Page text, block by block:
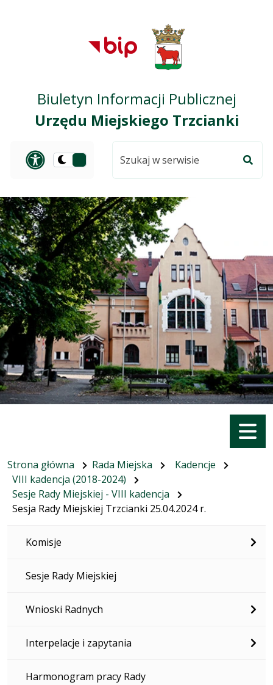
Przejdź do
głównego menu
Przejdź do treści
Przejdź do mapy
serwisu
Biuletyn Informacji Publicznej
Urzędu Miejskiego Trzcianki
Panel dostosowania
Przełącz
ciemną
serwisie
Menu
Strona główna Rada Miejska
Kadencje
VIII kadencja (2018-2024)
Sesje Rady Miejskiej - VIII kadencja
Sesja Rady Miejskiej Trzcianki 25.04.2024 r.
Komisje
Sesje Rady Miejskiej
Wnioski Radnych
Interpelacje i zapytania
Harmonogram pracy Rady